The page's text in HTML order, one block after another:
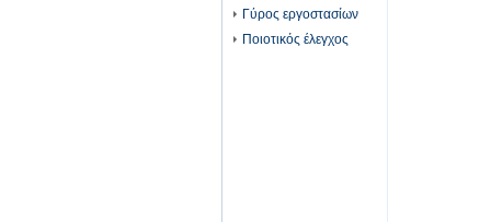
Γύρος εργοστασίων
Ποιοτικός έλεγχος